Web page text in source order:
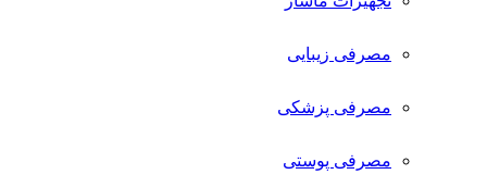
مصرفی زیبایی
مصرفی پزشکی
مصرفی پوستی